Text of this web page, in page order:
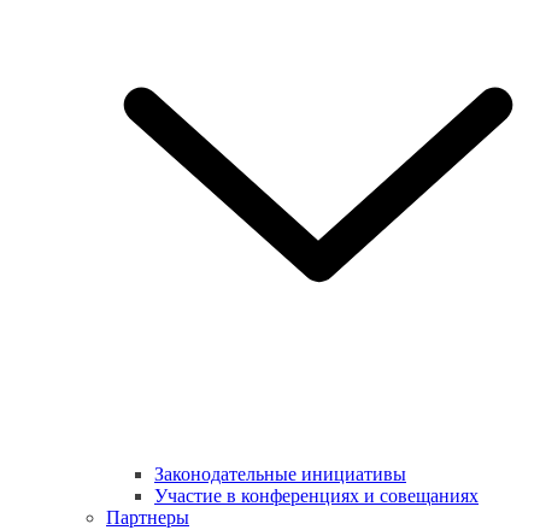
Законодательные инициативы
Участие в конференциях и совещаниях
Партнеры